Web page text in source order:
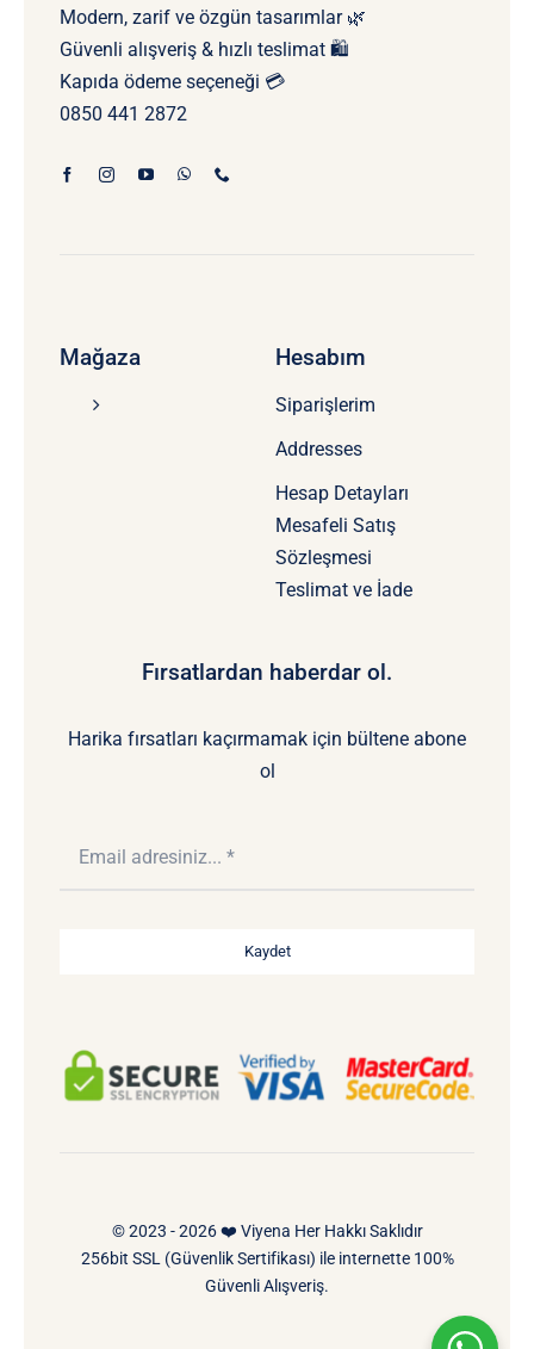
Modern, zarif ve özgün tasarımlar 🌿
Güvenli alışveriş & hızlı teslimat 🛍️
Kapıda ödeme seçeneği 💳
0850 441 2872
Mağaza Hesabım
Siparişlerim
Addresses
Hesap Detayları
Mesafeli Satış
Sözleşmesi
Teslimat ve İade
Fırsatlardan haberdar ol.
Harika fırsatları kaçırmamak için bültene abone
ol
Kaydet
© 2023 - 2026 ❤️ Viyena Her Hakkı Saklıdır
256bit SSL (Güvenlik Sertifikası) ile internette 100%
Güvenli Alışveriş.